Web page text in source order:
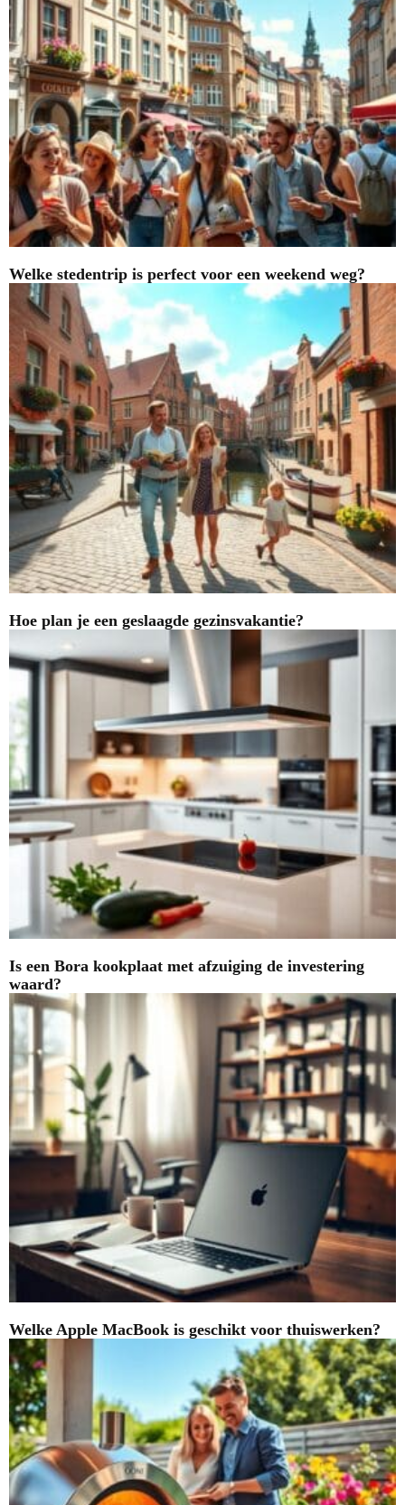
Welke stedentrip is perfect voor een weekend weg?
Hoe plan je een geslaagde gezinsvakantie?
Is een Bora kookplaat met afzuiging de investering
waard?
Welke Apple MacBook is geschikt voor thuiswerken?